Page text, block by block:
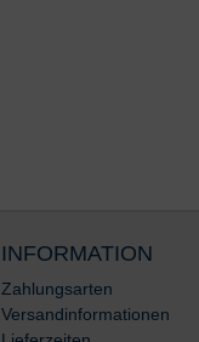
INFORMATION
Zahlungsarten
Versandinformationen